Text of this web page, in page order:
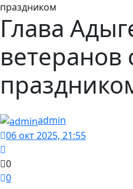
праздником
Глава
admin
06 окт 2025, 21:55
0
0